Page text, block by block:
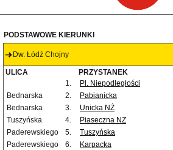
PODSTAWOWE KIERUNKI
Dw. Łódź Chojny
ULICA PRZYSTANEK
1.
Pl. Niepodległości
Bednarska
2. Pabianicka
Bednarska
3. Unicka NŻ
Tuszyńska
4.
Piaseczna NŻ
Paderewskiego
5. Tuszyńska
Paderewskiego
6. Karpacka